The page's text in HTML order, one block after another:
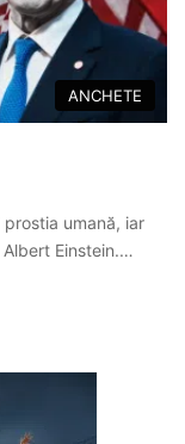
ANCHETE
umană, iar
Einstein.…